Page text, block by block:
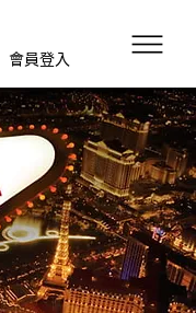
會員登入